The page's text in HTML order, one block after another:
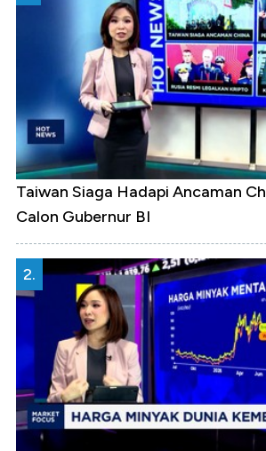
Taiwan Siaga Hadapi Ancaman
Calon Gubernur BI
2.